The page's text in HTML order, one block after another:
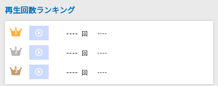
[生音]もう恋なんてしない
槇原敬之(Makihara)
サムシング・ニュー
WEST.
[プロオケ]I LOVE YOU
再生回数ランキング
1 ---- 回 ----
2 ---- 回 ----
3 ---- 回 ----